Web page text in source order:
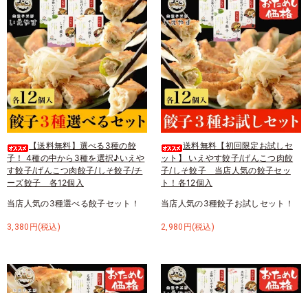
【送料無料】選べる3種の餃
子！ 4種の中から3種を選択♪いえや
す餃子/げんこつ肉餃子/しそ餃子/チ
ーズ餃子 各12個入
当店人気の3種選べる餃子セット！
3,380円(税込)
送料無料【初回限定お試しセ
ット】 いえやす餃子/げんこつ肉餃
子/しそ餃子 当店人気の餃子セッ
ト！各12個入
当店人気の3種餃子お試しセット！
2,980円(税込)